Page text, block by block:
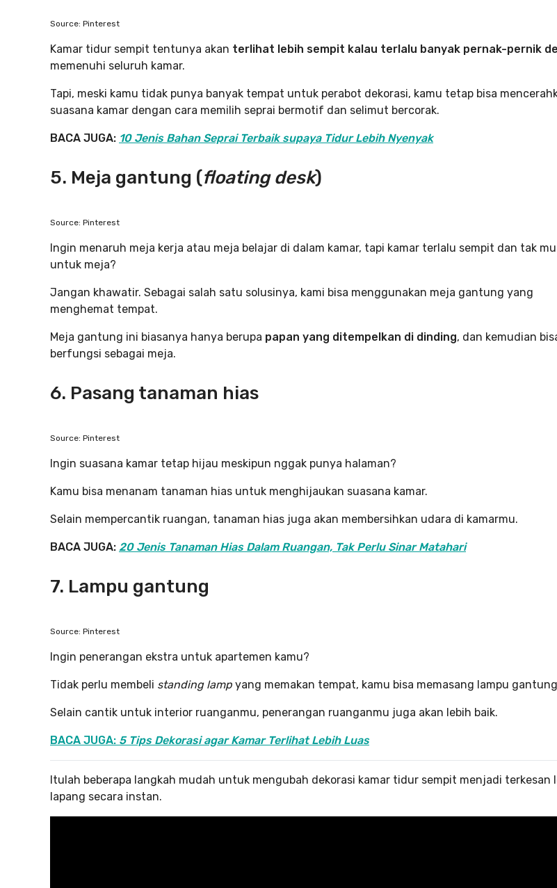
Source: Pinterest
Kamar tidur sempit tentunya akan terlihat lebih sempit kalau terlalu banyak pernak-pernik
memenuhi seluruh kamar.
Tapi, meski kamu tidak punya banyak tempat untuk perabot dekorasi, kamu tetap bisa
suasana kamar dengan cara memilih seprai bermotif dan selimut bercorak.
BACA JUGA: 10 Jenis Bahan Seprai Terbaik supaya Tidur Lebih Nyenyak
5. Meja gantung (floating desk)
Source: Pinterest
Ingin menaruh meja kerja atau meja belajar di dalam kamar, tapi kamar terlalu sempit dan tak
untuk meja?
Jangan khawatir. Sebagai salah satu solusinya, kami bisa menggunakan meja gantung yang
menghemat tempat.
Meja gantung ini biasanya hanya berupa papan yang ditempelkan di dinding, dan kemudian
berfungsi sebagai meja.
6. Pasang tanaman hias
Source: Pinterest
Ingin suasana kamar tetap hijau meskipun nggak punya halaman?
Kamu bisa menanam tanaman hias untuk menghijaukan suasana kamar.
Selain mempercantik ruangan, tanaman hias juga akan membersihkan udara di kamarmu.
BACA JUGA: 20 Jenis Tanaman Hias Dalam Ruangan, Tak Perlu Sinar Matahari
7. Lampu gantung
Source: Pinterest
Ingin penerangan ekstra untuk apartemen kamu?
Tidak perlu membeli standing lamp yang memakan tempat, kamu bisa memasang lampu
Selain cantik untuk interior ruanganmu, penerangan ruanganmu juga akan lebih baik.
BACA JUGA: 5 Tips Dekorasi agar Kamar Terlihat Lebih Luas
Itulah beberapa langkah mudah untuk mengubah dekorasi kamar tidur sempit menjadi terkesan
lapang secara instan.